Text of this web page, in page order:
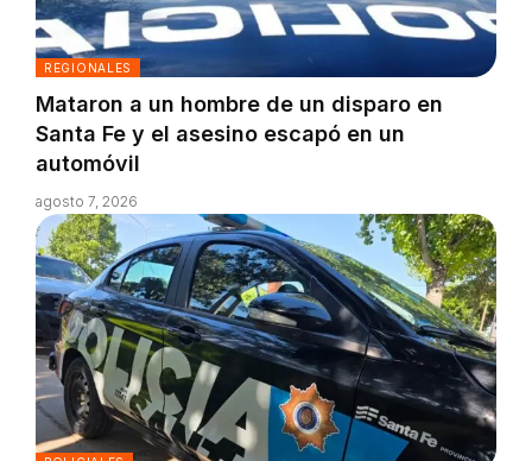
REGIONALES
Mataron a un hombre de un disparo en
Santa Fe y el asesino escapó en un
automóvil
agosto 7, 2026